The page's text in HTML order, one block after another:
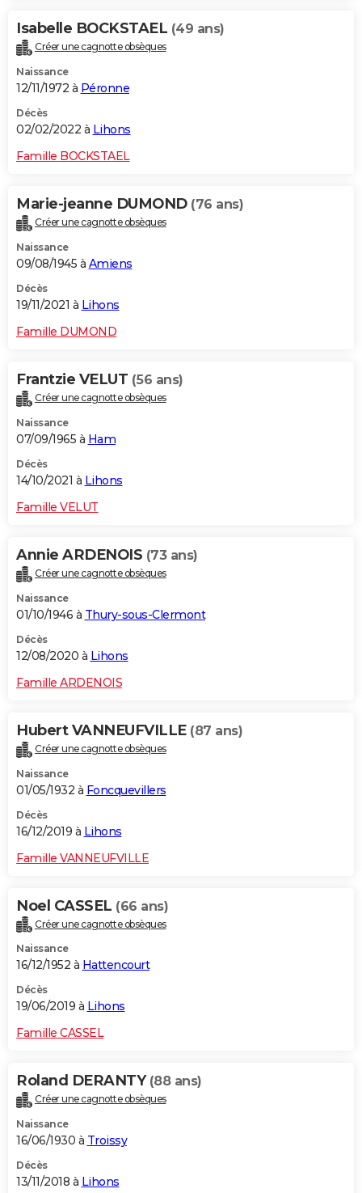
Isabelle BOCKSTAEL (49 ans)
Créer une cagnotte obsèques
Naissance
12/11/1972 à Péronne
Décès
02/02/2022 à Lihons
Famille BOCKSTAEL
Marie-jeanne DUMOND (76 ans)
Créer une cagnotte obsèques
Naissance
09/08/1945 à Amiens
Décès
19/11/2021 à Lihons
Famille DUMOND
Frantzie VELUT (56 ans)
Créer une cagnotte obsèques
Naissance
07/09/1965 à Ham
Décès
14/10/2021 à Lihons
Famille VELUT
Annie ARDENOIS (73 ans)
Créer une cagnotte obsèques
Naissance
01/10/1946 à Thury-sous-Clermont
Décès
12/08/2020 à Lihons
Famille ARDENOIS
Hubert VANNEUFVILLE (87 ans)
Créer une cagnotte obsèques
Naissance
01/05/1932 à Foncquevillers
Décès
16/12/2019 à Lihons
Famille VANNEUFVILLE
Noel CASSEL (66 ans)
Créer une cagnotte obsèques
Naissance
16/12/1952 à Hattencourt
Décès
19/06/2019 à Lihons
Famille CASSEL
Roland DERANTY (88 ans)
Créer une cagnotte obsèques
Naissance
16/06/1930 à Troissy
Décès
13/11/2018 à Lihons